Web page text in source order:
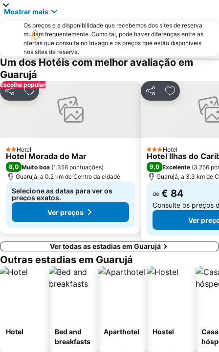
Mostrar mais
Os preços e a disponibilidade que recebemos dos sites de reserva
mudam frequentemente. Como tal, pode haver diferenças entre as
ofertas que consulta no trivago e os preços que estão disponíveis
nos sites de reserva.
Um dos Hotéis com melhor avaliação em
Guarujá
Escolha popular
PartilharAdicionar aos favoritos
2 Estrelas
Hotel
Hotel Morada do Mar
8,0 Muito boa (1.356 pontuações)
Guarujá, a 0.2 km de Centro da cidade
Selecione as datas para ver os
preços exatos.
Ver preços
PartilharAdicionar
3 Estrelas
Hotel
Hotel Ilhas do
9,0 Excelente (3.256
Guarujá, a 3.3 km de
de € 84
Consulte os preços
Ver
Ver todas as estadias em Guarujá
Outras estadias em Guarujá
Hotel
Bed and
breakfasts
Aparthotel Hostel